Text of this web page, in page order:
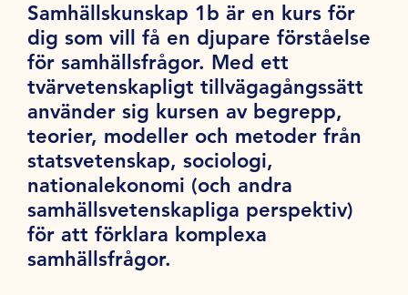
Samhällskunskap 1b är en kurs för
dig som vill få en djupare förståelse
för samhällsfrågor. Med ett
tvärvetenskapligt tillvägagångssätt
använder sig kursen av begrepp,
teorier, modeller och metoder från
statsvetenskap, sociologi,
nationalekonomi (och andra
samhällsvetenskapliga perspektiv)
för att förklara komplexa
samhällsfrågor.